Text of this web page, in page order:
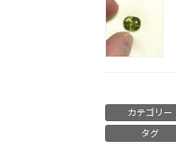
カテゴリー
タグ